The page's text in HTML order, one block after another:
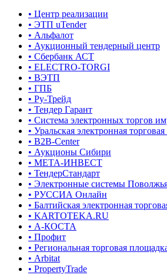
• Центр реализации
• ЭТП uTender
• Альфалот
• Аукционный тендерный центр
• Сбербанк АСТ
• ELECTRO-TORGI
• ВЭТП
• ГПБ
• Ру-Трейд
• Тендер Гарант
• Система электронных торгов
• Уральская электронная
• B2B-Center
• Аукционы Сибири
• МЕТА-ИНВЕСТ
• ТендерСтандарт
• Электронные системы
• РУССИА Онлайн
• Балтийская электронная
• KARTOTEKA.RU
• А-КОСТА
• Профит
• Региональная торговая
• Arbitat
• PropertyTrade